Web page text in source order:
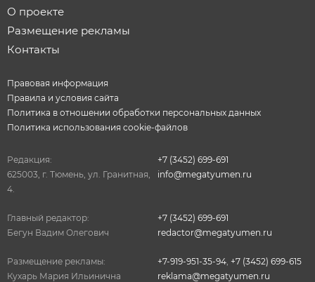
О проекте
Размещение рекламы
Контакты
Правовая информация
Правила и условия сайта
Политика в отношении обработки персональных данных
Политика использования cookie-файлов
Редакция:
625003, г. Тюмень, ул. Гранитная,
4.
+7 (3452) 699-691
info@megatyumen.ru
Главный редактор:
Бегун Вадим Олегович
+7 (3452) 699-691
redactor@megatyumen.ru
Размещение рекламы:
Кухарь Мария Ильинична
+7-919-951-35-94 +7 (3452) 699-615
reklama@megatyumen.ru